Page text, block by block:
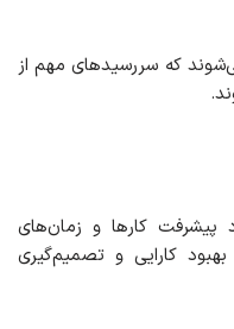
که سررسیدهای مهم از
پیشرفت کارها و زمان‌های
کارایی و تصمیم‌گیری